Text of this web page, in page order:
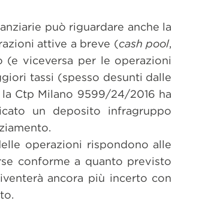
può riguardare anche la
attive a breve (cash pool,
viceversa per le operazioni
tassi (spesso desunti dalle
Ctp Milano 9599/24/2016 ha
un deposito infragruppo
operazioni rispondono alle
conforme a quanto previsto
ancora più incerto con